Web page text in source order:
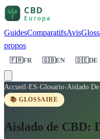
GuidesComparatifsAvis
propos
🇫🇷FR 🇬🇧EN 🇩🇪DE
Accueil›ES›Glosario›Aislado
📚 GLOSSAIRE
Aislado de CBD: